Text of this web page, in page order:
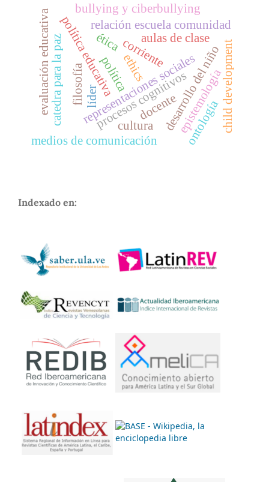
representaciones sociales
líder
política educativa
procesos cognitivos
evaluación educativa
medios de comunicación
política
ética
ethics
relación escuela comunidad
desarrollo del niñochild development
epistemología
corriente
filosofía
catedra para la paz ontología
bullying y ciberbullying
aulas de clase
docente
cultura
Indexado en: